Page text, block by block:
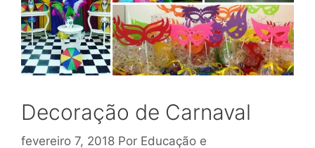
Decoração de Carnaval
fevereiro 7, 2018 Por Educação e